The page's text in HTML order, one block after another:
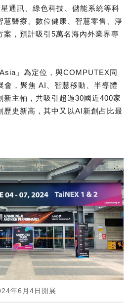
通訊、綠色科技、儲能系統等科
慧醫療、數位健康、智慧零售、淨
案，預計吸引5萬名海內外業界專
」為定位，與COMPUTEX同
會，聚焦 AI、智慧移動、半導體
新主軸，共吸引超過30國近400家
歷史新高，其中又以AI新創占比最
年6月4日開展